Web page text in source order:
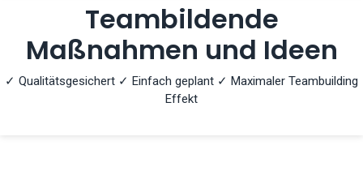
Teambildende
Maßnahmen und Ideen
✓ Qualitätsgesichert ✓ Einfach geplant ✓ Maximaler Teambuilding
Effekt